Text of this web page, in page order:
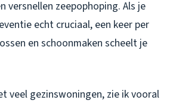
versnellen zeepophoping. Als je
echt cruciaal, een keer per
en schoonmaken scheelt je
veel gezinswoningen, zie ik vooral